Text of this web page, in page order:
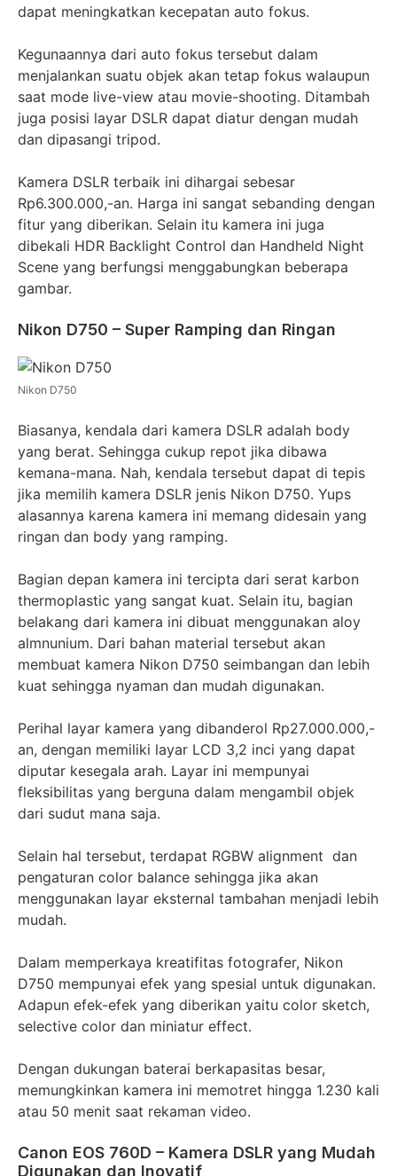
dapat meningkatkan kecepatan auto fokus.
Kegunaannya dari auto fokus tersebut dalam
menjalankan suatu objek akan tetap fokus walaupun
saat mode live-view atau movie-shooting. Ditambah
juga posisi layar DSLR dapat diatur dengan mudah
dan dipasangi tripod.
Kamera DSLR terbaik ini dihargai sebesar
Rp6.300.000,-an. Harga ini sangat sebanding dengan
fitur yang diberikan. Selain itu kamera ini juga
dibekali HDR Backlight Control dan Handheld Night
Scene yang berfungsi menggabungkan beberapa
gambar.
Nikon D750 – Super Ramping dan Ringan
Nikon D750
Biasanya, kendala dari kamera DSLR adalah body
yang berat. Sehingga cukup repot jika dibawa
kemana-mana. Nah, kendala tersebut dapat di tepis
jika memilih kamera DSLR jenis Nikon D750. Yups
alasannya karena kamera ini memang didesain yang
ringan dan body yang ramping.
Bagian depan kamera ini tercipta dari serat karbon
thermoplastic yang sangat kuat. Selain itu, bagian
belakang dari kamera ini dibuat menggunakan aloy
almnunium. Dari bahan material tersebut akan
membuat kamera Nikon D750 seimbangan dan lebih
kuat sehingga nyaman dan mudah digunakan.
Perihal layar kamera yang dibanderol Rp27.000.000,-
an, dengan memiliki layar LCD 3,2 inci yang dapat
diputar kesegala arah. Layar ini mempunyai
fleksibilitas yang berguna dalam mengambil objek
dari sudut mana saja.
Selain hal tersebut, terdapat RGBW alignment dan
pengaturan color balance sehingga jika akan
menggunakan layar eksternal tambahan menjadi lebih
mudah.
Dalam memperkaya kreatifitas fotografer, Nikon
D750 mempunyai efek yang spesial untuk digunakan.
Adapun efek-efek yang diberikan yaitu color sketch,
selective color dan miniatur effect.
Dengan dukungan baterai berkapasitas besar,
memungkinkan kamera ini memotret hingga 1.230 kali
atau 50 menit saat rekaman video.
Canon EOS 760D – Kamera DSLR yang Mudah
Digunakan dan Inovatif